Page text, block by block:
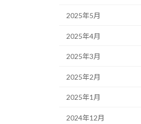
2025年5月
2025年4月
2025年3月
2025年2月
2025年1月
2024年12月